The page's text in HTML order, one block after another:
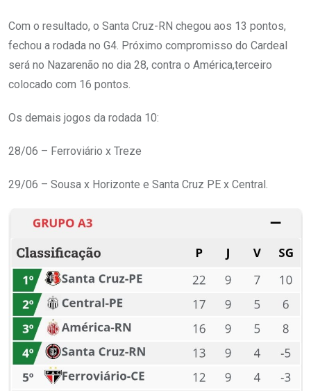
Com o resultado, o Santa Cruz-RN chegou aos 13 pontos,
fechou a rodada no G4. Próximo compromisso do Cardeal
será no Nazarenão no dia 28, contra o América,terceiro
colocado com 16 pontos.
Os demais jogos da rodada 10:
28/06 – Ferroviário x Treze
29/06 – Sousa x Horizonte e Santa Cruz PE x Central.